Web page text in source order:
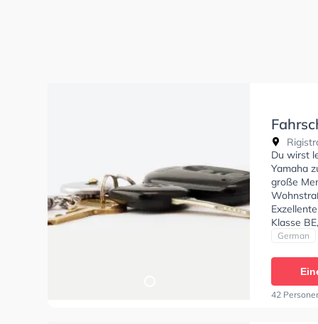
Du wirst
Yamaha
große
Klasse
C1,
German
42